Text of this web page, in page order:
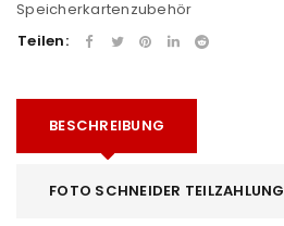
Speicherkartenzubehör
Teilen:
BESCHREIBUNG
FOTO SCHNEIDER TEILZAHLUNG